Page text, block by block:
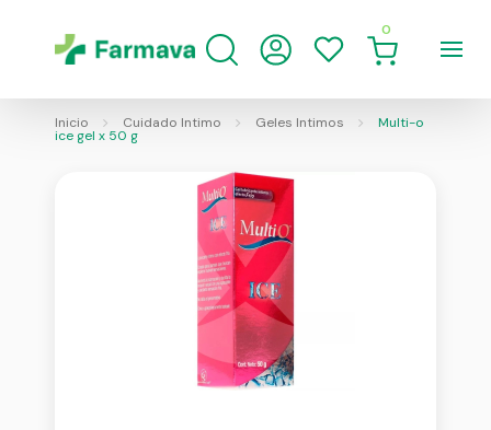
0
Inicio Cuidado Intimo Geles Intimos Multi-o
ice gel x 50 g